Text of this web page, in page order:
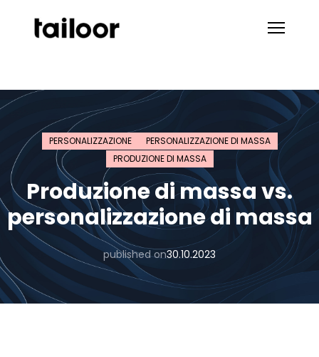
PERSONALIZZAZIONE
PERSONALIZZAZIONE DI MASSA
PRODUZIONE DI MASSA
Produzione di massa vs.
personalizzazione di massa
published on30.10.2023